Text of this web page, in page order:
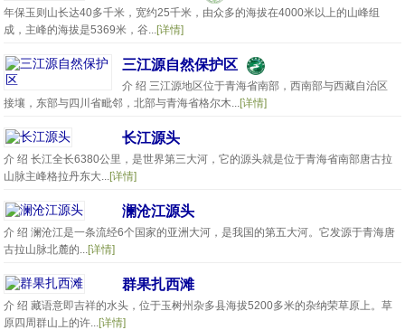
年保玉则山长达40多千米，宽约25千米，由众多的海拔在4000米以上的山峰组
成，主峰的海拔是5369米，谷...[详情]
三江源自然保护区
介 绍 三江源地区位于青海省南部，西南部与西藏自治区
接壤，东部与四川省毗邻，北部与青海省格尔木...[详情]
长江源头
介 绍 长江全长6380公里，是世界第三大河，它的源头就是位于青海省南部唐古拉
山脉主峰格拉丹东大...[详情]
澜沧江源头
介 绍 澜沧江是一条流经6个国家的亚洲大河，是我国的第五大河。它发源于青海唐
古拉山脉北麓的...[详情]
群果扎西滩
介 绍 藏语意即吉祥的水头，位于玉树州杂多县海拔5200多米的杂纳荣草原上。草
原四周群山上的许...[详情]